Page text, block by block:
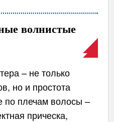
волнистые
– не только
но и простота
по плечам волосы –
прическа,